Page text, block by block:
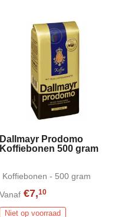
Dallmayr Prodomo
Koffiebonen 500 gram
Koffiebonen - 500 gram
Vanaf €7,10
Niet op voorraad